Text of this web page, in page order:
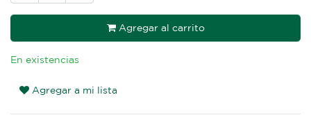
Agregar al carrito
En existencias
Agregar a mi lista